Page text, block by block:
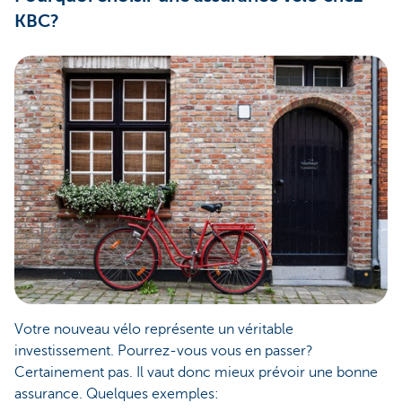
KBC?
Votre nouveau vélo représente un véritable
investissement. Pourrez-vous vous en passer?
Certainement pas. Il vaut donc mieux prévoir une bonne
assurance. Quelques exemples: